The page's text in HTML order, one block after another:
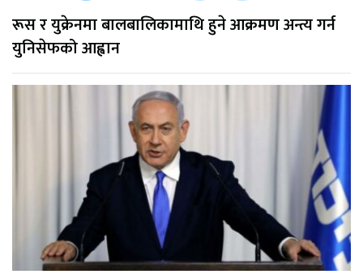
रूस र युक्रेनमा बालबालिकामाथि हुने आक्रमण अन्त्य गर्न
युनिसेफको आह्वान